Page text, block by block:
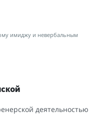
имиджу и невербальным
деятельностью